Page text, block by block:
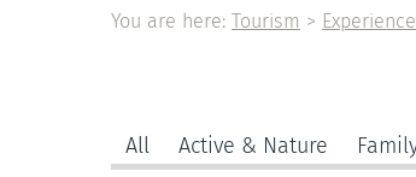
You are here: Tourism > Experience
All Active & Nature